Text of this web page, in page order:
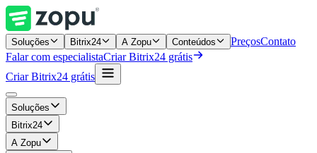
Soluções Bitrix24 A Zopu Conteúdos PreçosContato
Falar com especialistaCriar Bitrix24 grátis
Criar Bitrix24 grátis
Soluções
Bitrix24
A Zopu